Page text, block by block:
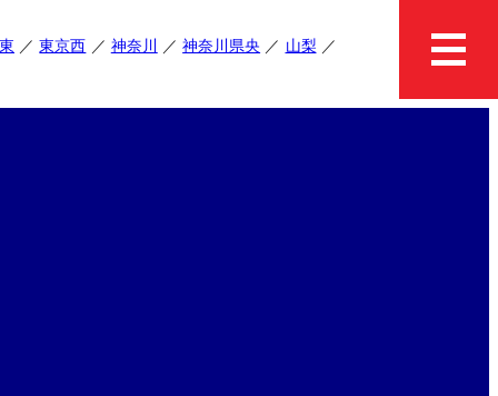
東京西 神奈川 神奈川県央 山梨